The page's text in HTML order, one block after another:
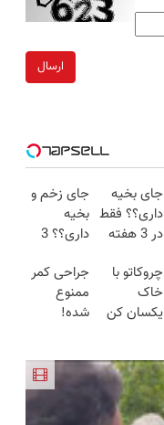
ارسال
جای بخیه
داری؟؟ فقط
در 3 هفته
کن!😍
جای زخم و
بخیه
داری؟؟ 3
محوش کن!
چروکاتو با
خاک
یکسان کن
صرفه)
جراحی کمر
ممنوع
شده!
منزل درمان
((پرسش‌نامه))